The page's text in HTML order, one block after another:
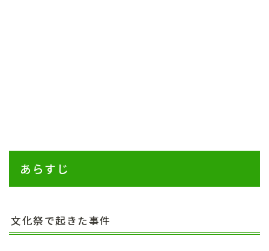
あらすじ
文化祭で起きた事件